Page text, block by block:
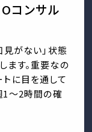
コンサル
見がない」状態
ます。重要なの
トに目を通して
1〜2時間の確